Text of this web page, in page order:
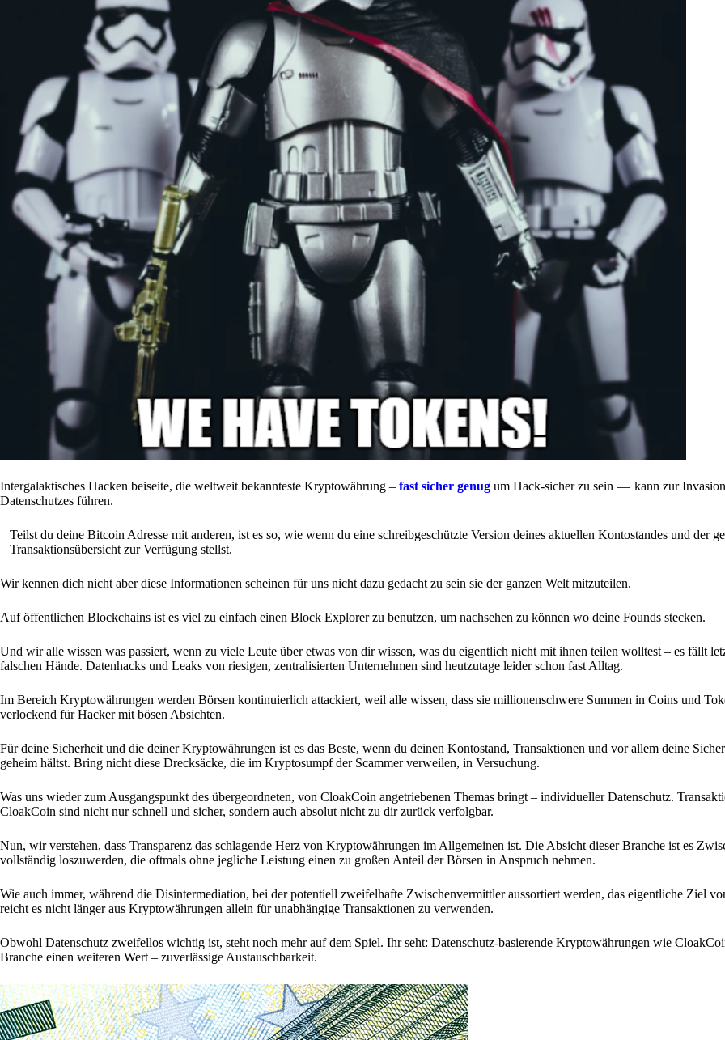
Intergalaktisches Hacken beiseite, die weltweit bekannteste Kryptowährung – fast sicher genug um Hack-sicher zu sein — kann zur
Datenschutzes führen.
Teilst du deine Bitcoin Adresse mit anderen, ist es so, wie wenn du eine schreibgeschützte Version deines aktuellen Kontostandes und der
Transaktionsübersicht zur Verfügung stellst.
Wir kennen dich nicht aber diese Informationen scheinen für uns nicht dazu gedacht zu sein sie der ganzen Welt mitzuteilen.
Auf öffentlichen Blockchains ist es viel zu einfach einen Block Explorer zu benutzen, um nachsehen zu können wo deine Founds stecken.
Und wir alle wissen was passiert, wenn zu viele Leute über etwas von dir wissen, was du eigentlich nicht mit ihnen teilen wolltest – es fällt
falschen Hände. Datenhacks und Leaks von riesigen, zentralisierten Unternehmen sind heutzutage leider schon fast Alltag.
Im Bereich Kryptowährungen werden Börsen kontinuierlich attackiert, weil alle wissen, dass sie millionenschwere Summen in Coins und
verlockend für Hacker mit bösen Absichten.
Für deine Sicherheit und die deiner Kryptowährungen ist es das Beste, wenn du deinen Kontostand, Transaktionen und vor allem deine
geheim hältst. Bring nicht diese Drecksäcke, die im Kryptosumpf der Scammer verweilen, in Versuchung.
Was uns wieder zum Ausgangspunkt des übergeordneten, von CloakCoin angetriebenen Themas bringt – individueller Datenschutz.
CloakCoin sind nicht nur schnell und sicher, sondern auch absolut nicht zu dir zurück verfolgbar.
Nun, wir verstehen, dass Transparenz das schlagende Herz von Kryptowährungen im Allgemeinen ist. Die Absicht dieser Branche ist es
vollständig loszuwerden, die oftmals ohne jegliche Leistung einen zu großen Anteil der Börsen in Anspruch nehmen.
Wie auch immer, während die Disintermediation, bei der potentiell zweifelhafte Zwischenvermittler aussortiert werden, das eigentliche Ziel
reicht es nicht länger aus Kryptowährungen allein für unabhängige Transaktionen zu verwenden.
Obwohl Datenschutz zweifellos wichtig ist, steht noch mehr auf dem Spiel. Ihr seht: Datenschutz-basierende Kryptowährungen wie
Branche einen weiteren Wert – zuverlässige Austauschbarkeit.